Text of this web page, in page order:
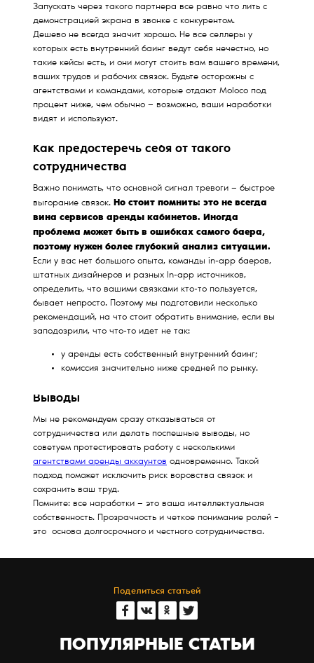
Запускать через такого партнера все равно что лить с
демонстрацией экрана в звонке с конкурентом.
Дешево не всегда значит хорошо. Не все селлеры у
которых есть внутренний баинг ведут себя нечестно, но
такие кейсы есть, и они могут стоить вам вашего времени,
ваших трудов и рабочих связок. Будьте осторожны с
агентствами и командами, которые отдают Moloco под
процент ниже, чем обычно — возможно, ваши наработки
видят и используют.
Как предостеречь себя от такого
сотрудничества
Важно понимать, что основной сигнал тревоги — быстрое
выгорание связок. Но стоит помнить: это не всегда
вина сервисов аренды кабинетов. Иногда
проблема может быть в ошибках самого баера,
поэтому нужен более глубокий анализ ситуации.
Если у вас нет большого опыта, команды in-app баеров,
штатных дизайнеров и разных In-app источников,
определить, что вашими связками кто-то пользуется,
бывает непросто. Поэтому мы подготовили несколько
рекомендаций, на что стоит обратить внимание, если вы
заподозрили, что что-то идет не так:
у аренды есть собственный внутренний баинг;
комиссия значительно ниже средней по рынку.
Выводы
Мы не рекомендуем сразу отказываться от
сотрудничества или делать поспешные выводы, но
советуем протестировать работу с несколькими
агентствами аренды аккаунтов одновременно. Такой
подход поможет исключить риск воровства связок и
сохранить ваш труд.
Помните: все наработки — это ваша интеллектуальная
собственность. Прозрачность и четкое понимание ролей –
это основа долгосрочного и честного сотрудничества.
Поделиться статьей
ПОПУЛЯРНЫЕ СТАТЬИ